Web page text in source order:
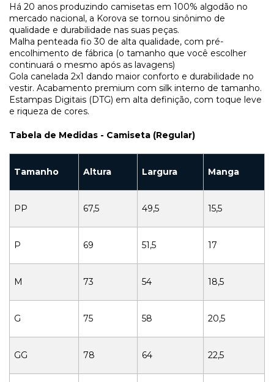
Há 20 anos produzindo camisetas em 100% algodão no
mercado nacional, a Korova se tornou sinônimo de
qualidade e durabilidade nas suas peças.
Malha penteada fio 30 de alta qualidade, com pré-
encolhimento de fábrica (o tamanho que você escolher
continuará o mesmo após as lavagens)
Gola canelada 2x1 dando maior conforto e durabilidade no
vestir. Acabamento premium com silk interno de tamanho.
Estampas Digitais (DTG) em alta definição, com toque leve
e riqueza de cores.
Tabela de Medidas - Camiseta (Regular)
Tamanho Altura Largura Manga
PP 67,5 49,5 15,5
P 69 51,5 17
M 73 54 18,5
G 75 58 20,5
GG 78 64 22,5